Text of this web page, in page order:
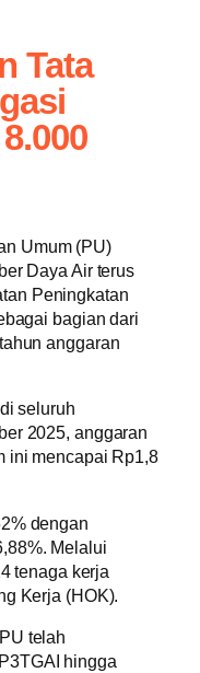
Tata
Umum (PU)
Daya Air terus
Peningkatan
bagian dari
anggaran
seluruh
2025, anggaran
ini mencapai Rp1,8
dengan
Melalui
tenaga kerja
Kerja (HOK).
telah
hingga